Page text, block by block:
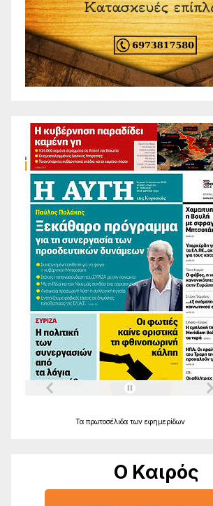
Τα πρωτοσέλιδα των εφημερίδων
Ο Καιρός